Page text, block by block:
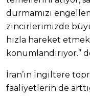
durmamızı
zincirlerimizde
hızla hareket
konumlandırıyor.”
İran’ın İngiltere
faaliyetlerin de